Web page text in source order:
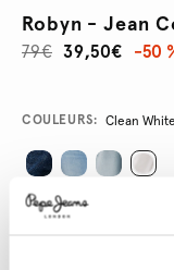
Robyn - Jean
39,50€
79€ -50
Promotions
Variations
COULEURS: Clean White
SÉLECTIONNEZ LA